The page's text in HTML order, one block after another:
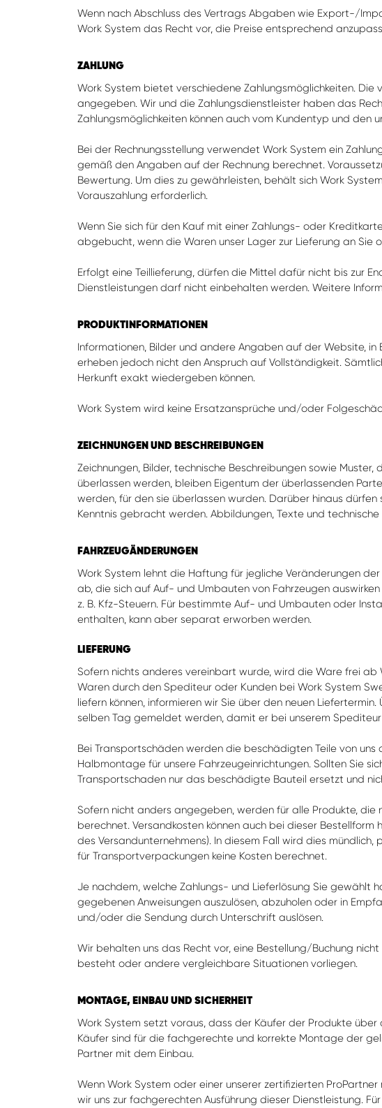
Wenn nach Abschluss des Vertrags Abgaben wie Export-/
Work System das Recht vor, die Preise entsprechend
ZAHLUNG
Work System bietet verschiedene Zahlungsmöglichkeiten.
angegeben. Wir und die Zahlungsdienstleister haben das
Zahlungsmöglichkeiten können auch vom Kundentyp und den
Bei der Rechnungsstellung verwendet Work System ein
gemäß den Angaben auf der Rechnung berechnet.
Bewertung. Um dies zu gewährleisten, behält sich Work
Vorauszahlung erforderlich.
Wenn Sie sich für den Kauf mit einer Zahlungs- oder
abgebucht, wenn die Waren unser Lager zur Lieferung an Sie
Erfolgt eine Teillieferung, dürfen die Mittel dafür nicht bis zur
Dienstleistungen darf nicht einbehalten werden. Weitere
PRODUKTINFORMATIONEN
Informationen, Bilder und andere Angaben auf der Website,
erheben jedoch nicht den Anspruch auf Vollständigkeit.
Herkunft exakt wiedergeben können.
Work System wird keine Ersatzansprüche und/oder
ZEICHNUNGEN UND BESCHREIBUNGEN
Zeichnungen, Bilder, technische Beschreibungen sowie
überlassen werden, bleiben Eigentum der überlassenden
werden, für den sie überlassen wurden. Darüber hinaus
Kenntnis gebracht werden. Abbildungen, Texte und
FAHRZEUGÄNDERUNGEN
Work System lehnt die Haftung für jegliche Veränderungen
ab, die sich auf Auf- und Umbauten von Fahrzeugen
z. B. Kfz-Steuern. Für bestimmte Auf- und Umbauten oder
enthalten, kann aber separat erworben werden.
LIEFERUNG
Sofern nichts anderes vereinbart wurde, wird die Ware frei
Waren durch den Spediteur oder Kunden bei Work System
liefern können, informieren wir Sie über den neuen
selben Tag gemeldet werden, damit er bei unserem
Bei Transportschäden werden die beschädigten Teile von
Halbmontage für unsere Fahrzeugeinrichtungen. Sollten Sie
Transportschaden nur das beschädigte Bauteil ersetzt und
Sofern nicht anders angegeben, werden für alle Produkte,
berechnet. Versandkosten können auch bei dieser
des Versandunternehmens). In diesem Fall wird dies
für Transportverpackungen keine Kosten berechnet.
Je nachdem, welche Zahlungs- und Lieferlösung Sie gewählt
gegebenen Anweisungen auszulösen, abzuholen oder in
und/oder die Sendung durch Unterschrift auslösen.
Wir behalten uns das Recht vor, eine Bestellung/Buchung
besteht oder andere vergleichbare Situationen vorliegen.
MONTAGE, EINBAU UND SICHERHEIT
Work System setzt voraus, dass der Käufer der Produkte
Käufer sind für die fachgerechte und korrekte Montage der
Partner mit dem Einbau.
Wenn Work System oder einer unserer zertifizierten
wir uns zur fachgerechten Ausführung dieser Dienstleistung.